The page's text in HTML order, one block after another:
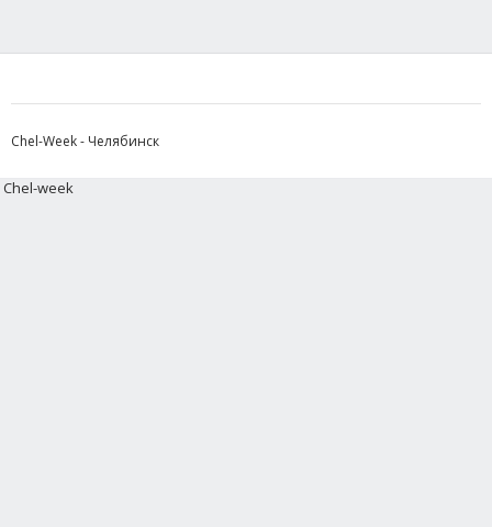
Chel-Week - Челябинск
Chel-week